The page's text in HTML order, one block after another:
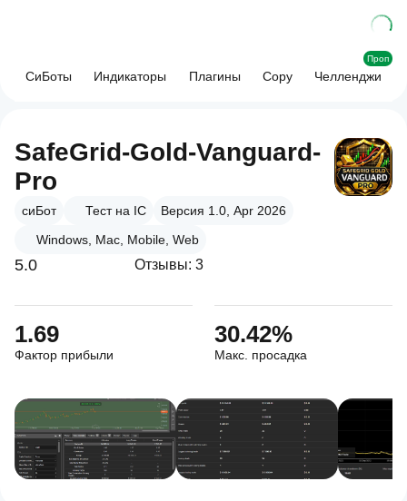
СиБоты Индикаторы Плагины Copy Челленджи
Проп
SafeGrid-Gold-Vanguard-
Pro
сиБот Тест на IC
Версия 1.0, Apr 2026
Windows, Mac, Mobile, Web
5.0 Отзывы: 3
1.69
Фактор прибыли
30.42%
Макс. просадка